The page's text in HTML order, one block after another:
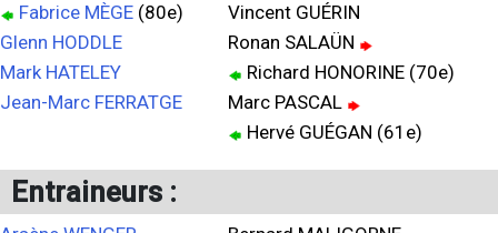
Fabrice MÈGE (80e)
Glenn HODDLE
Mark HATELEY
Jean-Marc FERRATGE
Vincent GUÉRIN
Ronan SALAÜN
Richard HONORINE (70e)
Marc PASCAL
Hervé GUÉGAN (61e)
Entraineurs :